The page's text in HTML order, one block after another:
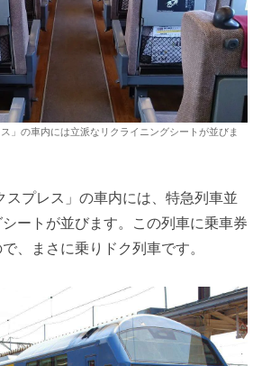
」の車内には立派なリクライニングシートが並びま
スプレス」の車内には、特急列車並
ートが並びます。この列車に乗車券
、まさに乗りドク列車です。